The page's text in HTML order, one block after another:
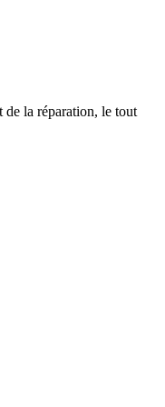
de la réparation, le tout